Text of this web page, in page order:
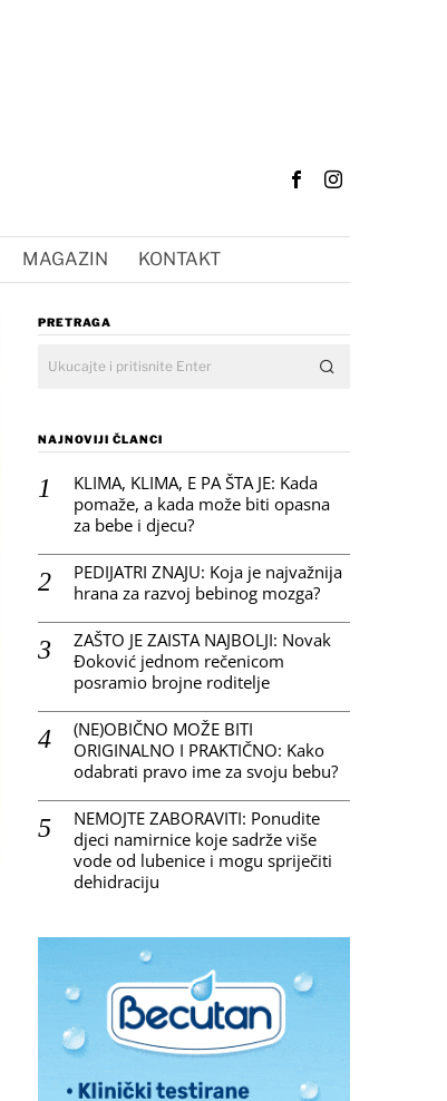
MAGAZIN KONTAKT
PRETRAGA
NAJNOVIJI ČLANCI
KLIMA, KLIMA, E PA ŠTA JE: Kada
pomaže, a kada može biti opasna
za bebe i djecu?
PEDIJATRI ZNAJU: Koja je najvažnija
hrana za razvoj bebinog mozga?
ZAŠTO JE ZAISTA NAJBOLJI: Novak
Đoković jednom rečenicom
posramio brojne roditelje
(NE)OBIČNO MOŽE BITI
ORIGINALNO I PRAKTIČNO: Kako
odabrati pravo ime za svoju bebu?
NEMOJTE ZABORAVITI: Ponudite
djeci namirnice koje sadrže više
vode od lubenice i mogu spriječiti
dehidraciju